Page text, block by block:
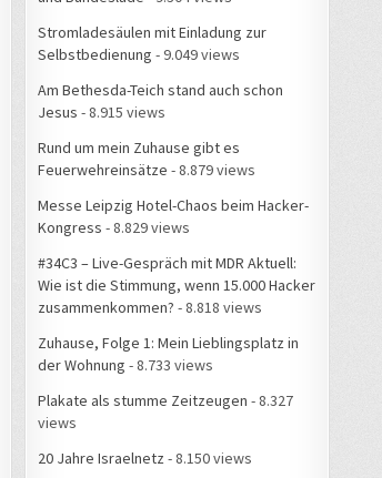
Stromladesäulen mit Einladung zur
Selbstbedienung - 9.049 views
Am Bethesda-Teich stand auch schon
Jesus - 8.915 views
Rund um mein Zuhause gibt es
Feuerwehreinsätze - 8.879 views
Messe Leipzig Hotel-Chaos beim Hacker-
Kongress - 8.829 views
#34C3 – Live-Gespräch mit MDR Aktuell:
Wie ist die Stimmung, wenn 15.000 Hacker
zusammenkommen? - 8.818 views
Zuhause, Folge 1: Mein Lieblingsplatz in
der Wohnung - 8.733 views
Plakate als stumme Zeitzeugen - 8.327
views
20 Jahre Israelnetz - 8.150 views